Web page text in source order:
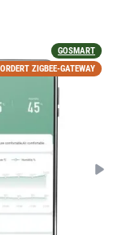
GOSMART
ZIGBEE-GATEWAY